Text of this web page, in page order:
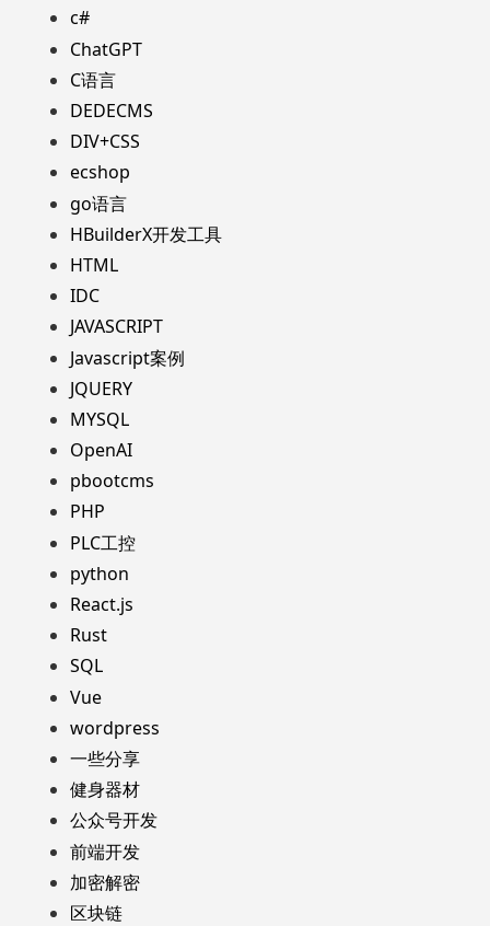
c#
ChatGPT
C语言
DEDECMS
DIV+CSS
ecshop
go语言
HBuilderX开发工具
HTML
IDC
JAVASCRIPT
Javascript案例
JQUERY
MYSQL
OpenAI
pbootcms
PHP
PLC工控
python
React.js
Rust
SQL
Vue
wordpress
一些分享
健身器材
公众号开发
前端开发
加密解密
区块链